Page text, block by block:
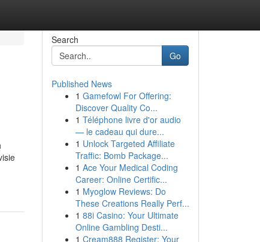
Search
Go
Published News
1 Gamefowl For Offering:
Discover Quality Co...
1 Téléphone livre d'or audio
— le cadeau qui dure...
1 Unlock Targeted Affiliate
Traffic: Bomb Package...
1 Ace Your Medical Coding
Career: Online Certific...
1 Myoglow Reviews: Do
These Creations Really Perf...
1 88i Casino: Your Ultimate
Online Gambling Desti...
1 Cream888 Register: Your